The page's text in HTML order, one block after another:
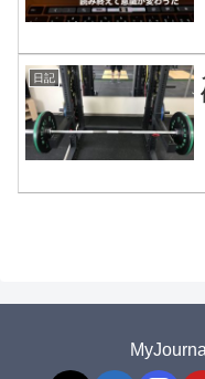
日記